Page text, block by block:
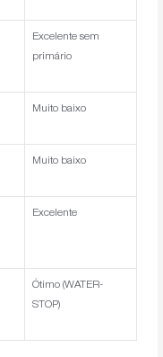
Excelente sem
primário
Muito baixo
Muito baixo
Excelente
Ótimo (WATER-
STOP)